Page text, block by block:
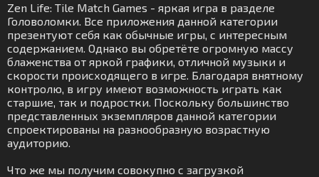
Zen Life: Tile Match Games - яркая игра в разделе
Головоломки. Все приложения данной категории
презентуют себя как обычные игры, с интересным
содержанием. Однако вы обретёте огромную массу
блаженства от яркой графики, отличной музыки и
скорости происходящего в игре. Благодаря внятному
контролю, в игру имеют возможность играть как
старшие, так и подростки. Поскольку большинство
представленных экземпляров данной категории
спроектированы на разнообразную возрастную
аудиторию.
Что же мы получим совокупно с загрузкой